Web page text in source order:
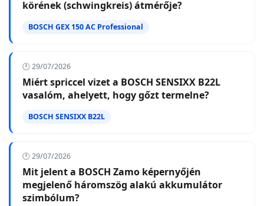
körének (schwingkreis) átmérője?
BOSCH GEX 150 AC Professional
🕐 29/07/2026
Miért spriccel vizet a BOSCH SENSIXX B22L
vasalóm, ahelyett, hogy gőzt termelne?
BOSCH SENSIXX B22L
🕐 29/07/2026
Mit jelent a BOSCH Zamo képernyőjén
megjelenő háromszög alakú akkumulátor
szimbólum?